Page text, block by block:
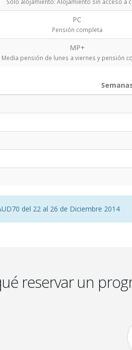
PC
Pensión completa
MP+
pensión de lunes a viernes y pensión
del 22 al 26 de Diciembre 2014
reservar un